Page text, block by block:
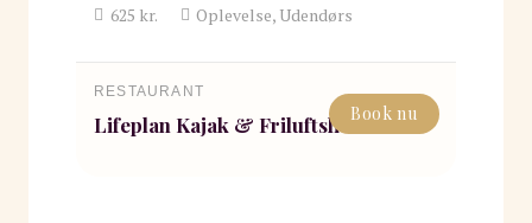
625 kr. Oplevelse, Udendørs
RESTAURANT
Lifeplan Kajak & Friluftsliv Book nu